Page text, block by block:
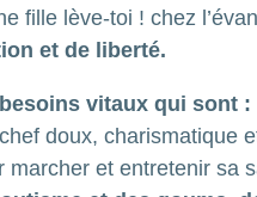
fille lève-toi ! chez
et de liberté.
vitaux qui sont
doux, charismatique
et entretenir sa